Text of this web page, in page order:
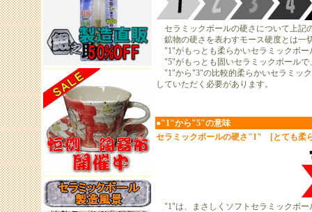
セラミックボールの硬さについて上記
鉱物の硬さを表わすモース硬度とは一
"1"がもっとも柔らかいセラミックボー
"5"がもっとも固いセラミックボールで
"1"から"3"の比較的柔らかいセラミッ
していただく必要があります。
●"1"から"5"の意味
セラミックボールの硬さ"1" [とても柔
"1"は、まさしくソフトセラミックボー